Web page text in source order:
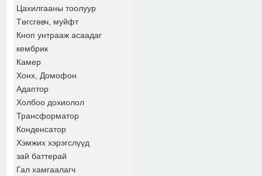
Цахилгааны тоолуур
Төгсгөвч, муйфт
Кноп унтрааж асаадаг
кембрик
Камер
Хонх, Домофон
Адаптор
Холбоо дохиолол
Трансформатор
Конденсатор
Хэмжих хэрэгслүүд
зай баттерай
Гал хамгаалагч